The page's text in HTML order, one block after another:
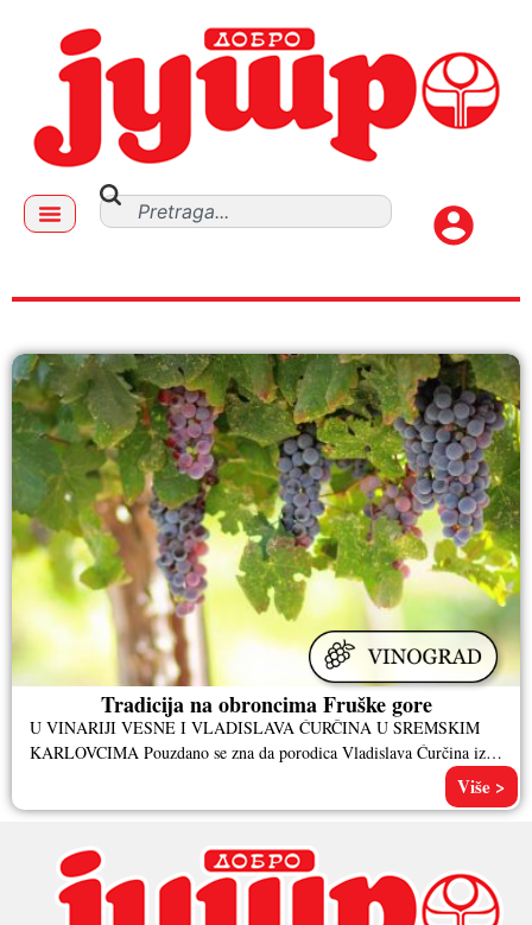
VINOGRAD
Tradicija na obroncima Fruške gore
U VINARIJI VESNE I VLADISLAVA ĆURČINA U SREMSKIM
KARLOVCIMA Pouzdano se zna da porodica Vladislava Ćurčina iz
Više >